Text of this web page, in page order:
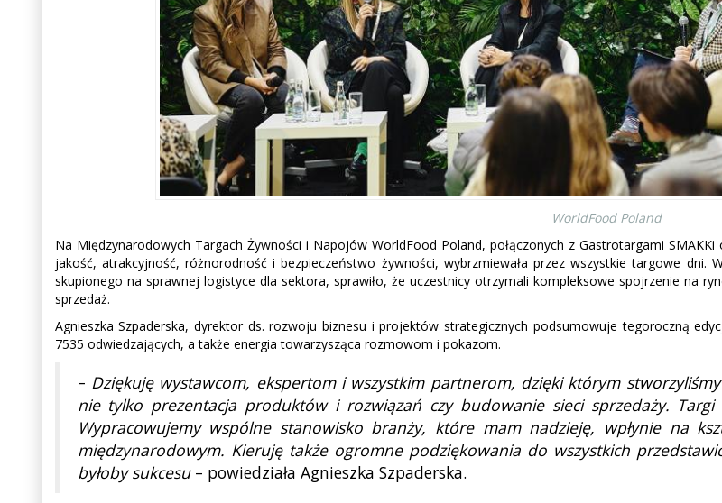
WorldFood Poland
Na Międzynarodowych Targach Żywności i Napojów WorldFood Poland, połączonych z Gastrotargami
jakość, atrakcyjność, różnorodność i bezpieczeństwo żywności, wybrzmiewała przez wszystkie targowe dni.
skupionego na sprawnej logistyce dla sektora, sprawiło, że uczestnicy otrzymali kompleksowe spojrzenie na
sprzedaż.
Agnieszka Szpaderska, dyrektor ds. rozwoju biznesu i projektów strategicznych podsumowuje tegoroczną
7535 odwiedzających, a także energia towarzysząca rozmowom i pokazom.
– Dziękuję wystawcom, ekspertom i wszystkim partnerom, dzięki którym
nie tylko prezentacja produktów i rozwiązań czy budowanie sieci sprzedaży.
Wypracowujemy wspólne stanowisko branży, które mam nadzieję, wpłynie na
międzynarodowym. Kieruję także ogromne podziękowania do wszystkich
byłoby sukcesu – powiedziała Agnieszka Szpaderska.